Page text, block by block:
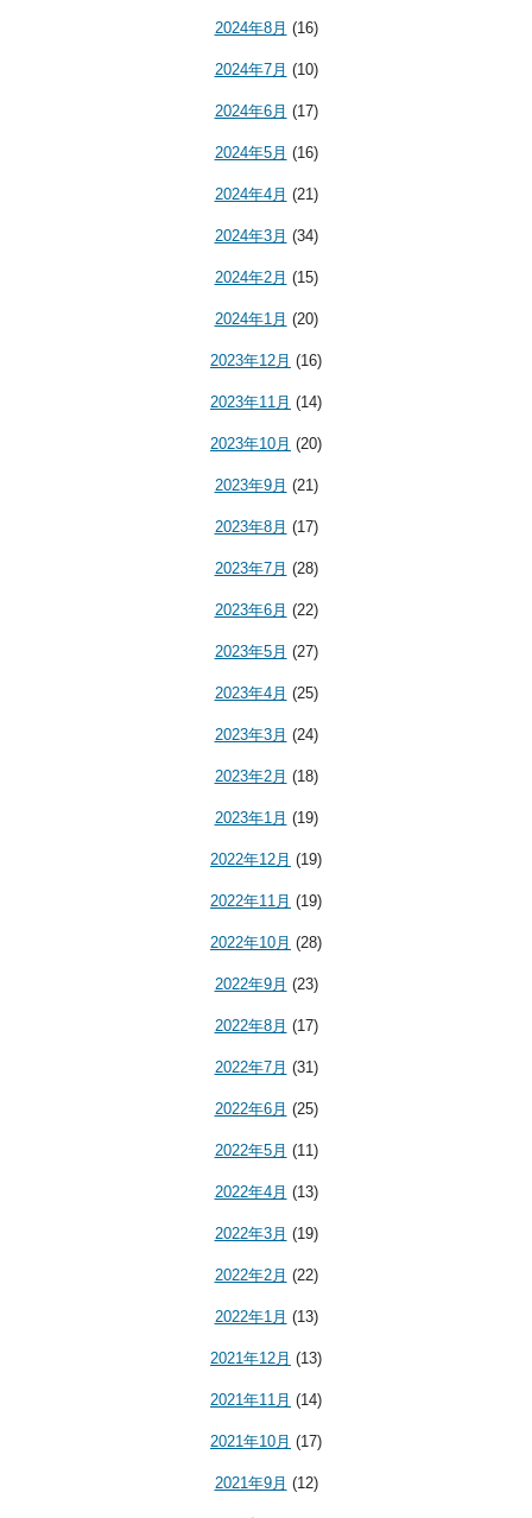
2024年8月 (16)
2024年7月 (10)
2024年6月 (17)
2024年5月 (16)
2024年4月 (21)
2024年3月 (34)
2024年2月 (15)
2024年1月 (20)
2023年12月 (16)
2023年11月 (14)
2023年10月 (20)
2023年9月 (21)
2023年8月 (17)
2023年7月 (28)
2023年6月 (22)
2023年5月 (27)
2023年4月 (25)
2023年3月 (24)
2023年2月 (18)
2023年1月 (19)
2022年12月 (19)
2022年11月 (19)
2022年10月 (28)
2022年9月 (23)
2022年8月 (17)
2022年7月 (31)
2022年6月 (25)
2022年5月 (11)
2022年4月 (13)
2022年3月 (19)
2022年2月 (22)
2022年1月 (13)
2021年12月 (13)
2021年11月 (14)
2021年10月 (17)
2021年9月 (12)